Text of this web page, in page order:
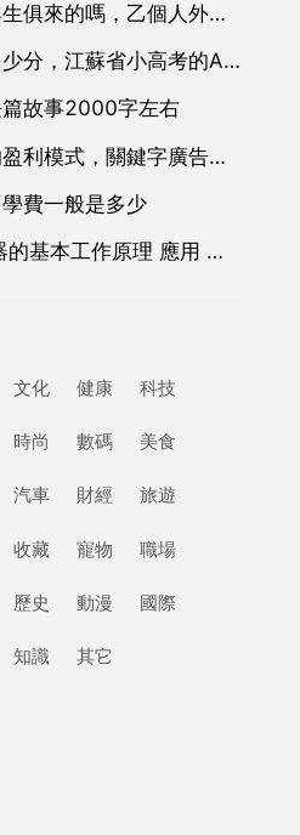
氣質真的是與生俱來的嗎，乙個人外在的氣質是與生俱來還是後天修養
高考的A 是多少分，江蘇省小高考的A B C D四個等級分別是多少分啊？A B C 又是多少分呢？
故事2000字左右
關鍵字廣告的盈利模式，關鍵字廣告廣告
費一般是多少
求 壓力感測器的基本工作原理 應用 和設計 方面的資料
文化 健康 科技
時尚 數碼 美食
汽車 財經 旅遊
收藏 寵物 職場
歷史 動漫 國際
知識 其它